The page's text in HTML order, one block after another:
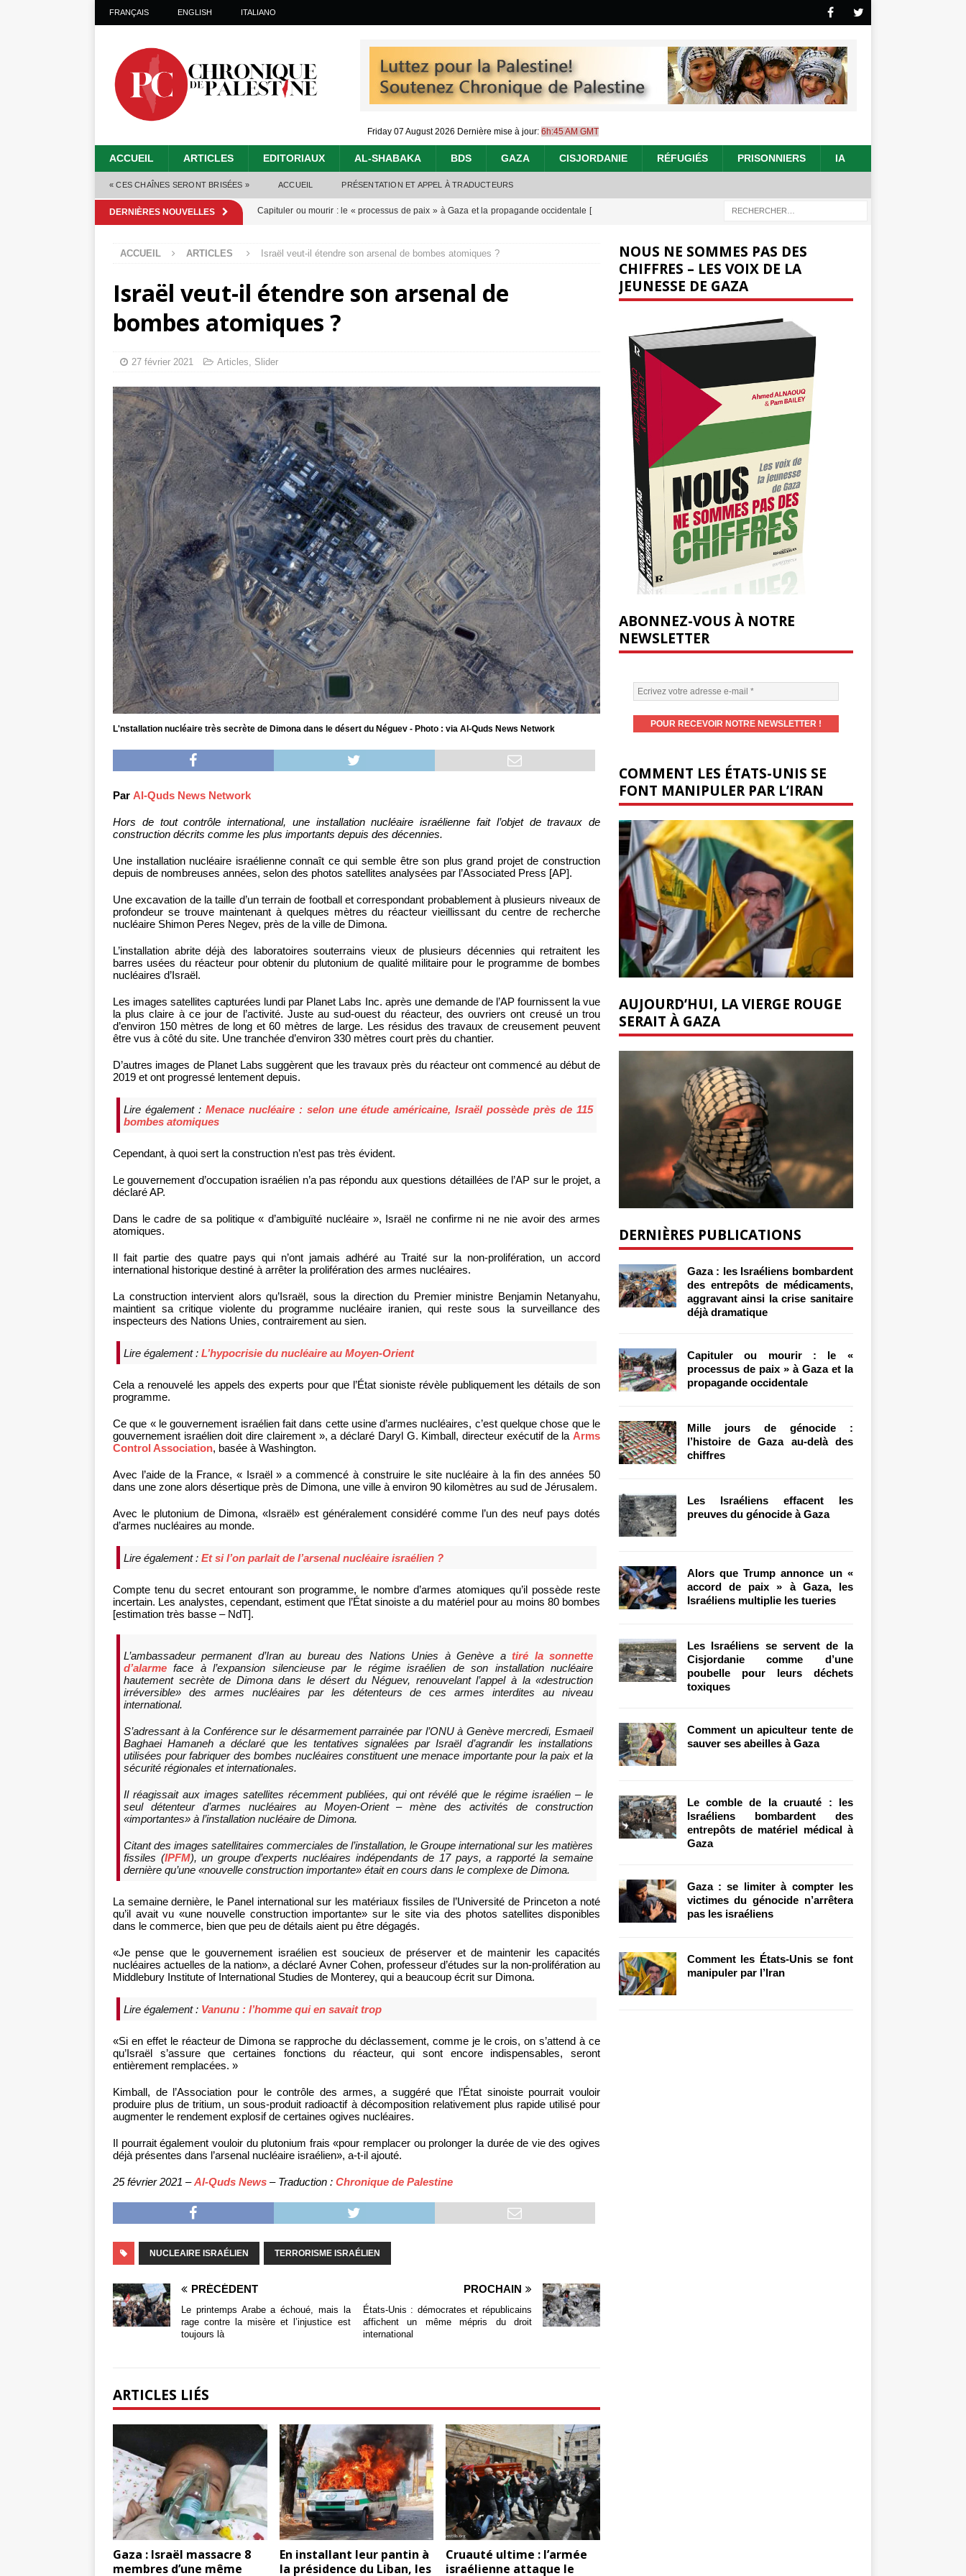
FRANÇAIS ENGLISH ITALIANO
Friday 07 August 2026 Dernière mise à jour: 6h:45 AM GMT
ACCUEIL ARTICLES EDITORIAUX AL-SHABAKA BDS GAZA CISJORDANIE RÉFUGIÉS PRISONNIERS IA
« CES CHAÎNES SERONT BRISÉES » ACCUEIL PRÉSENTATION ET APPEL À TRADUCTEURS
DERNIÈRES NOUVELLES Capituler ou mourir : le « processus de paix » à Gaza et la propagande occidentale [
Mille jours de génocide : l’histoire de Gaza au-delà des chiffres
Les Israéliens effacent les preuves du génocide à Gaza [ 4 août 2026 ]
tueries [ 4 août 2026 ]
Gaza : les Israéliens bombardent des entrepôts de médicaments, aggravant ainsi la
ACCUEIL ARTICLES Israël veut-il étendre son arsenal de bombes atomiques ?
Israël veut-il étendre son arsenal de
bombes atomiques ?
27 février 2021 Articles, Slider
L'nstallation nucléaire très secrète de Dimona dans le désert du Néguev - Photo : via Al-Quds News Network
Par Al-Quds News Network
Hors de tout contrôle international, une installation nucléaire israélienne fait l’objet de travaux de
construction décrits comme les plus importants depuis des décennies.
Une installation nucléaire israélienne connaît ce qui semble être son plus grand projet de construction
depuis de nombreuses années, selon des photos satellites analysées par l’Associated Press [AP].
Une excavation de la taille d’un terrain de football et correspondant probablement à plusieurs niveaux de
profondeur se trouve maintenant à quelques mètres du réacteur vieillissant du centre de recherche
nucléaire Shimon Peres Negev, près de la ville de Dimona.
L’installation abrite déjà des laboratoires souterrains vieux de plusieurs décennies qui retraitent les
barres usées du réacteur pour obtenir du plutonium de qualité militaire pour le programme de bombes
nucléaires d’Israël.
Les images satellites capturées lundi par Planet Labs Inc. après une demande de l’AP fournissent la vue
la plus claire à ce jour de l’activité. Juste au sud-ouest du réacteur, des ouvriers ont creusé un trou
d’environ 150 mètres de long et 60 mètres de large. Les résidus des travaux de creusement peuvent
être vus à côté du site. Une tranchée d’environ 330 mètres court près du chantier.
D’autres images de Planet Labs suggèrent que les travaux près du réacteur ont commencé au début de
2019 et ont progressé lentement depuis.
Lire également : Menace nucléaire : selon une étude américaine, Israël possède près de 115
bombes atomiques
Cependant, à quoi sert la construction n’est pas très évident.
Le gouvernement d’occupation israélien n’a pas répondu aux questions détaillées de l’AP sur le projet, a
déclaré AP.
Dans le cadre de sa politique « d’ambiguïté nucléaire », Israël ne confirme ni ne nie avoir des armes
atomiques.
Il fait partie des quatre pays qui n’ont jamais adhéré au Traité sur la non-prolifération, un accord
international historique destiné à arrêter la prolifération des armes nucléaires.
La construction intervient alors qu’Israël, sous la direction du Premier ministre Benjamin Netanyahu,
maintient sa critique violente du programme nucléaire iranien, qui reste sous la surveillance des
inspecteurs des Nations Unies, contrairement au sien.
Lire également : L’hypocrisie du nucléaire au Moyen-Orient
Cela a renouvelé les appels des experts pour que l’État sioniste révèle publiquement les détails de son
programme.
Ce que « le gouvernement israélien fait dans cette usine d’armes nucléaires, c’est quelque chose que le
gouvernement israélien doit dire clairement », a déclaré Daryl G. Kimball, directeur exécutif de la Arms
Control Association, basée à Washington.
Avec l’aide de la France, « Israël » a commencé à construire le site nucléaire à la fin des années 50
dans une zone alors désertique près de Dimona, une ville à environ 90 kilomètres au sud de Jérusalem.
Avec le plutonium de Dimona, «Israël» est généralement considéré comme l’un des neuf pays dotés
d’armes nucléaires au monde.
Lire également : Et si l’on parlait de l’arsenal nucléaire israélien ?
Compte tenu du secret entourant son programme, le nombre d’armes atomiques qu’il possède reste
incertain. Les analystes, cependant, estiment que l’État sinoiste a du matériel pour au moins 80 bombes
[estimation très basse – NdT].
L’ambassadeur permanent d’Iran au bureau des Nations Unies à Genève atiré la sonnette
d’alarme face à l’expansion silencieuse par le régime israélien de son installation nucléaire
hautement secrète de Dimona dans le désert du Néguev, renouvelant l’appel à la «destruction
irréversible» des armes nucléaires par les détenteurs de ces armes interdites au niveau
international.
S’adressant à la Conférence sur le désarmement parrainée par l’ONU à Genève mercredi, Esmaeil
Baghaei Hamaneh a déclaré que les tentatives signalées par Israël d’agrandir les installations
utilisées pour fabriquer des bombes nucléaires constituent une menace importante pour la paix et la
sécurité régionales et internationales.
Il réagissait aux images satellites récemment publiées, qui ont révélé que le régime israélien – le
seul détenteur d’armes nucléaires au Moyen-Orient – mène des activités de construction
«importantes» à l’installation nucléaire de Dimona.
Citant des images satellitaires commerciales de l’installation, le Groupe international sur les matières
fissiles (IPFM), un groupe d’experts nucléaires indépendants de 17 pays, a rapporté la semaine
dernière qu’une «nouvelle construction importante» était en cours dans le complexe de Dimona.
La semaine dernière, le Panel international sur les matériaux fissiles de l’Université de Princeton a noté
qu’il avait vu «une nouvelle construction importante» sur le site via des photos satellites disponibles
dans le commerce, bien que peu de détails aient pu être dégagés.
«Je pense que le gouvernement israélien est soucieux de préserver et de maintenir les capacités
nucléaires actuelles de la nation», a déclaré Avner Cohen, professeur d’études sur la non-prolifération au
Middlebury Institute of International Studies de Monterey, qui a beaucoup écrit sur Dimona.
Lire également : Vanunu : l’homme qui en savait trop
«Si en effet le réacteur de Dimona se rapproche du déclassement, comme je le crois, on s’attend à ce
qu’Israël s’assure que certaines fonctions du réacteur, qui sont encore indispensables, seront
entièrement remplacées. »
Kimball, de l’Association pour le contrôle des armes, a suggéré que l’État sinoiste pourrait vouloir
produire plus de tritium, un sous-produit radioactif à décomposition relativement plus rapide utilisé pour
augmenter le rendement explosif de certaines ogives nucléaires.
Il pourrait également vouloir du plutonium frais «pour remplacer ou prolonger la durée de vie des ogives
déjà présentes dans l’arsenal nucléaire israélien», a-t-il ajouté.
25 février 2021 –Al-Quds News – Traduction : Chronique de Palestine
NUCLEAIRE ISRAÉLIEN TERRORISME ISRAÉLIEN
PRÉCÉDENT
Le printemps Arabe a échoué, mais la
rage contre la misère et l’injustice est
toujours là
PROCHAIN
États-Unis : démocrates et républicains
affichent un même mépris du droit
international
ARTICLES LIÉS
Gaza : Israël massacre 8
membres d’une même
En installant leur pantin à
la présidence du Liban, les
Cruauté ultime : l’armée
israélienne attaque le
NOUS NE SOMMES PAS DES
CHIFFRES – LES VOIX DE LA
JEUNESSE DE GAZA
ABONNEZ-VOUS À NOTRE
NEWSLETTER
COMMENT LES ÉTATS-UNIS SE
FONT MANIPULER PAR L’IRAN
AUJOURD’HUI, LA VIERGE ROUGE
SERAIT À GAZA
DERNIÈRES PUBLICATIONS
Gaza : les Israéliens bombardent
des entrepôts de médicaments,
aggravant ainsi la crise sanitaire
déjà dramatique
Capituler ou mourir : le «
processus de paix » à Gaza et la
propagande occidentale
Mille jours de génocide :
l’histoire de Gaza au-delà des
chiffres
Les Israéliens effacent les
preuves du génocide à Gaza
Alors que Trump annonce un «
accord de paix » à Gaza, les
Israéliens multiplie les tueries
Les Israéliens se servent de la
Cisjordanie comme d’une
poubelle pour leurs déchets
toxiques
Comment un apiculteur tente de
sauver ses abeilles à Gaza
Le comble de la cruauté : les
Israéliens bombardent des
entrepôts de matériel médical à
Gaza
Gaza : se limiter à compter les
victimes du génocide n’arrêtera
pas les israéliens
Comment les États-Unis se font
manipuler par l’Iran